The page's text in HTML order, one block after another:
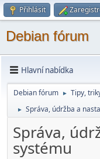
Přihlásit
Debian fórum
Hlavní nabídka
Debian fórum ► Tipy,
► Správa, údržba a
Správa,
systému